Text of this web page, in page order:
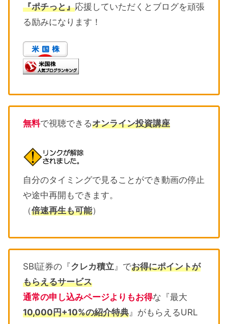
『ポチっと』応援していただくとブログを頑張
る励みになります！
無料で視聴できるオンライン投資講座
自分のタイミングで見ることができ動画の停止
や途中再開もできます。
（倍速再生も可能）
SBI証券の『クレカ積立』でお得にポイントが
もらえるサービス
通常の申し込みページよりもお得な『最大
10,000円+10%の紹介特典』がもらえるURL